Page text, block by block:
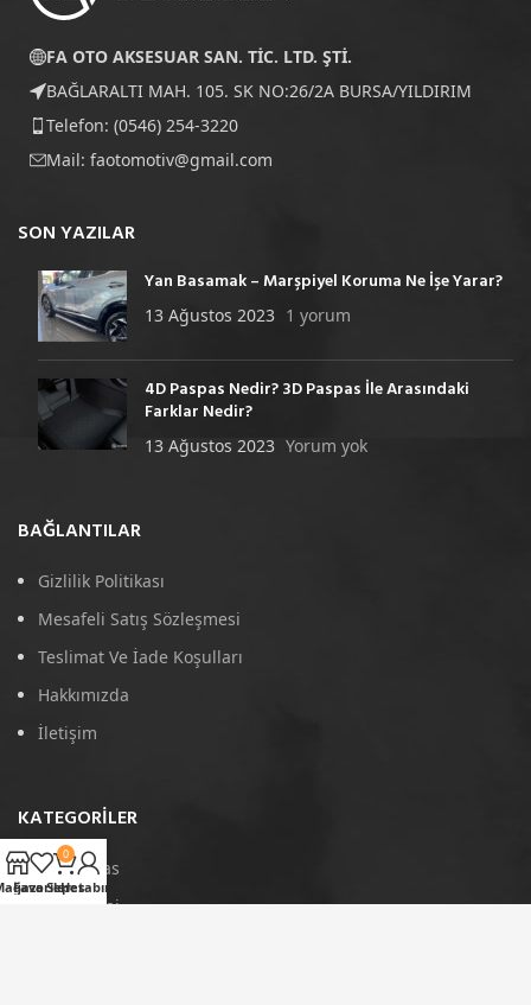
FA OTO AKSESUAR SAN. TİC. LTD. ŞTİ.
BAĞLARALTI MAH. 105. SK NO:26/2A BURSA/YILDIRIM
Telefon: (0546) 254-3220
Mail: faotomotiv@gmail.com
SON YAZILAR
Yan Basamak – Marşpiyel Koruma Ne İşe Yarar?
13 Ağustos 2023 1 yorum
4D Paspas Nedir? 3D Paspas İle Arasındaki
Farklar Nedir?
13 Ağustos 2023 Yorum yok
BAĞLANTILAR
Gizlilik Politikası
Mesafeli Satış Sözleşmesi
Teslimat Ve İade Koşulları
Hakkımızda
İletişim
KATEGORILER
4D Paspas
Port Bagaj
Favoriler
0
Sepet
Hesabım